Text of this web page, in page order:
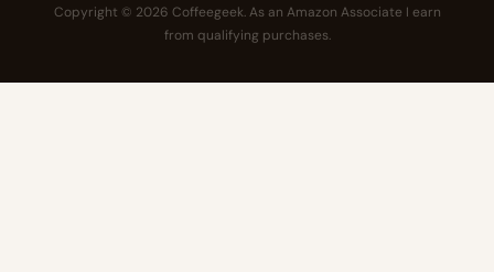
Copyright © 2026 Coffeegeek. As an Amazon Associate I earn
from qualifying purchases.